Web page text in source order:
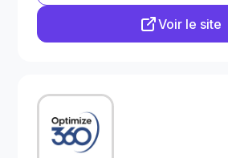
Voir le site